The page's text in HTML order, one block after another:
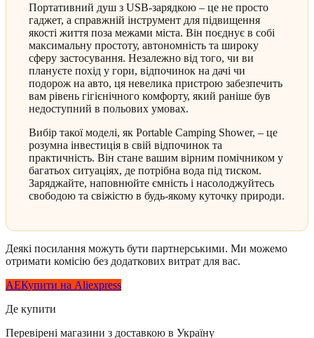
Портативний душ з USB-зарядкою – це не просто
гаджет, а справжній інструмент для підвищення
якості життя поза межами міста. Він поєднує в собі
максимальну простоту, автономність та широку
сферу застосування. Незалежно від того, чи ви
плануєте похід у гори, відпочинок на дачі чи
подорож на авто, ця невелика пристрою забезпечить
вам рівень гігієнічного комфорту, який раніше був
недоступний в польових умовах.
Вибір такої моделі, як Portable Camping Shower, – це
розумна інвестиція в свій відпочинок та
практичність. Він стане вашим вірним помічником у
багатьох ситуаціях, де потрібна вода під тиском.
Заряджайте, наповнюйте ємність і насолоджуйтесь
свободою та свіжістю в будь-якому куточку природи.
Деякі посилання можуть бути партнерськими. Ми можемо
отримати комісію без додаткових витрат для вас.
AEКупити на Aliexpress
Де купити
Перевірені магазини з доставкою в Україну